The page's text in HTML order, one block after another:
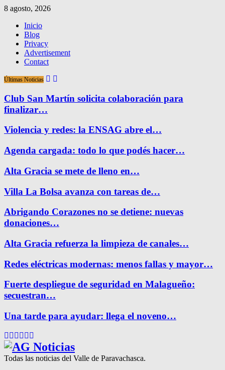
8 agosto, 2026
Inicio
Blog
Privacy
Advertisement
Contact
Últimas Noticias
Club San Martín solicita colaboración para
finalizar…
Violencia y redes: la ENSAG abre el…
Agenda cargada: todo lo que podés hacer…
Alta Gracia se mete de lleno en…
Villa La Bolsa avanza con tareas de…
Abrigando Corazones no se detiene: nuevas
donaciones…
Alta Gracia refuerza la limpieza de canales…
Redes eléctricas modernas: menos fallas y mayor…
Fuerte despliegue de seguridad en Malagueño:
secuestran…
Una tarde para ayudar: llega el noveno…
Facebook
Twitter
Instagram
Pinterest
Google
Todas las noticias del Valle de Paravachasca.